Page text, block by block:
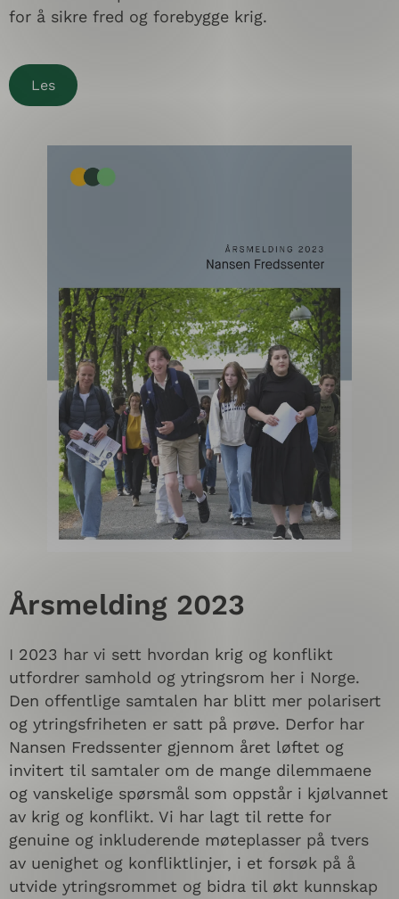
for å sikre fred og forebygge krig.
Les
Årsmelding 2023
I 2023 har vi sett hvordan krig og konflikt
utfordrer samhold og ytringsrom her i Norge.
Den offentlige samtalen har blitt mer polarisert
og ytringsfriheten er satt på prøve. Derfor har
Nansen Fredssenter gjennom året løftet og
invitert til samtaler om de mange dilemmaene
og vanskelige spørsmål som oppstår i kjølvannet
av krig og konflikt. Vi har lagt til rette for
genuine og inkluderende møteplasser på tvers
av uenighet og konfliktlinjer, i et forsøk på å
utvide ytringsrommet og bidra til økt kunnskap